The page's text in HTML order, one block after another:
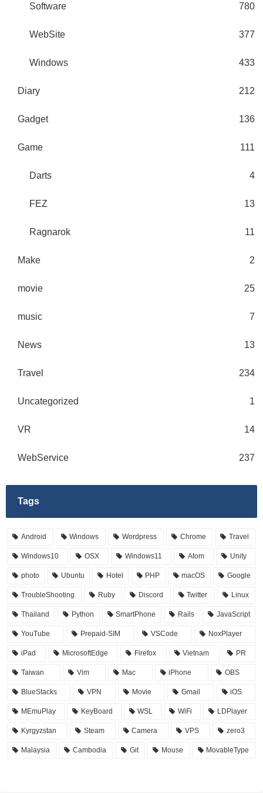
Software 780
WebSite 377
Windows 433
Diary 212
Gadget 136
Game 111
Darts 4
FEZ 13
Ragnarok 11
Make 2
movie 25
music 7
News 13
Travel 234
Uncategorized 1
VR 14
WebService 237
Tags
Android Windows Wordpress Chrome Travel
Windows10 OSX Windows11 Atom Unity
photo Ubuntu Hotel PHP macOS Google
TroubleShooting Ruby Discord Twitter Linux
Thailand Python SmartPhone Rails JavaScript
YouTube Prepaid-SIM VSCode NoxPlayer
iPad MicrosoftEdge Firefox Vietnam PR
Taiwan Vim Mac iPhone OBS
BlueStacks VPN Movie Gmail iOS
MEmuPlay KeyBoard WSL WiFi LDPlayer
Kyrgyzstan Steam Camera VPS zero3
Malaysia Cambodia Git Mouse MovableType